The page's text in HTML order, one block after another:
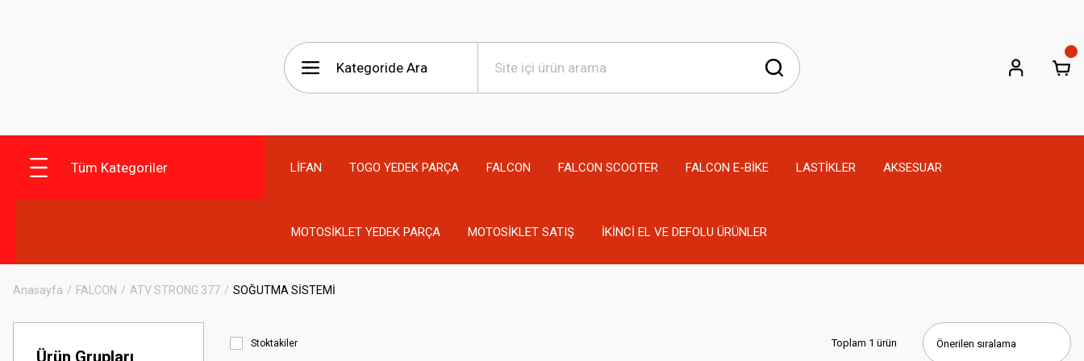
Tüm Kategoriler LİFAN TOGO YEDEK PARÇA FALCON FALCON SCOOTER FALCON E-BİKE LASTİKLER AKSESUAR
MOTOSİKLET YEDEK PARÇA MOTOSİKLET SATIŞ İKİNCİ EL VE DEFOLU ÜRÜNLER
Anasayfa FALCON ATV STRONG 377 SOĞUTMA SİSTEMİ
Ürün Grupları
Stoktakiler Toplam 1 ürün